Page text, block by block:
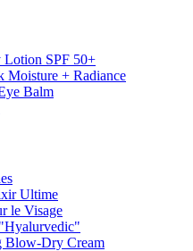
Lotion SPF 50+
+ Radiance
Balm
Ultime
le Visage
Blow-Dry Cream